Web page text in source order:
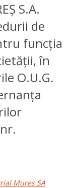
S.A.
de
funcția
în
O.U.G.
Mures SA